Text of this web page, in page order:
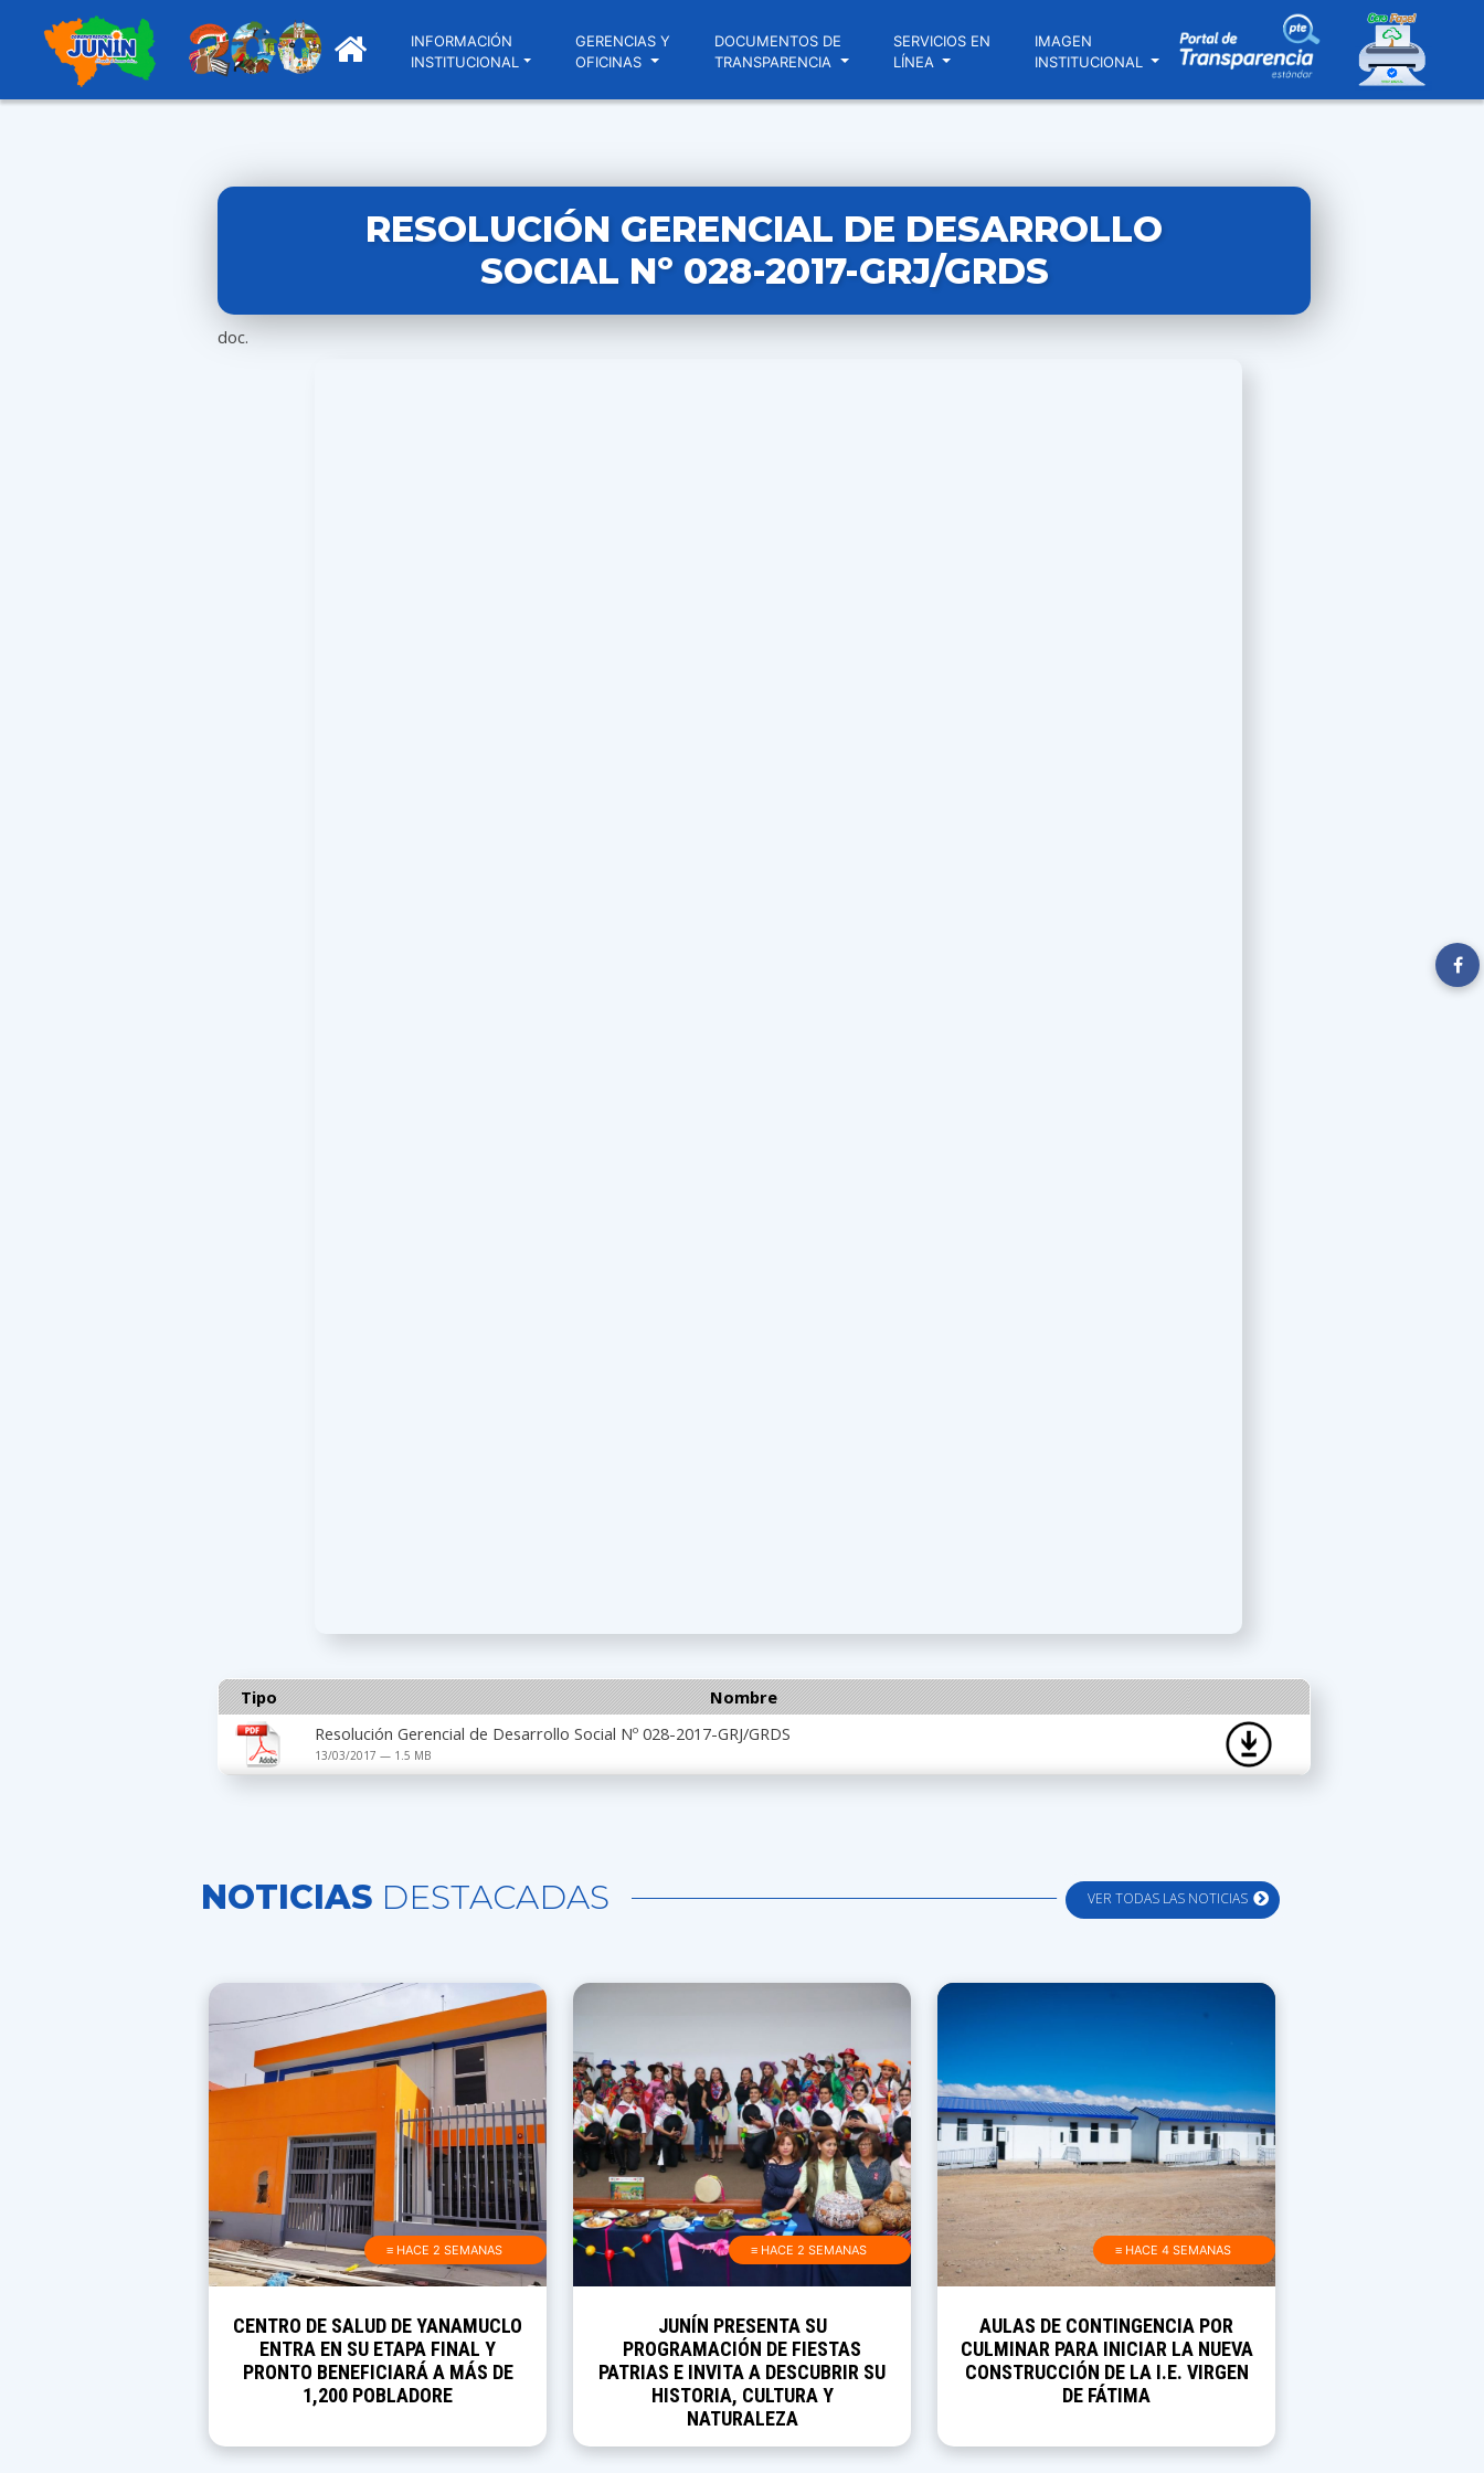
INFORMACIÓN
INSTITUCIONAL
GERENCIAS Y
OFICINAS
DOCUMENTOS DE
TRANSPARENCIA
SERVICIOS EN
LÍNEA
IMAGEN
INSTITUCIONAL
RESOLUCIÓN GERENCIAL DE DESARROLLO
SOCIAL Nº 028-2017-GRJ/GRDS
doc.
Tipo
Nombre
Resolución Gerencial de Desarrollo Social Nº 028-2017-GRJ/GRDS
13/03/2017 — 1.5 MB
VER TODAS LAS NOTICIAS
NOTICIAS DESTACADAS
≡ HACE 2 SEMANAS
CENTRO DE SALUD DE YANAMUCLO
ENTRA EN SU ETAPA FINAL Y
PRONTO BENEFICIARÁ A MÁS DE
1,200 POBLADORE
≡ HACE 2 SEMANAS
JUNÍN PRESENTA SU
PROGRAMACIÓN DE FIESTAS
PATRIAS E INVITA A DESCUBRIR SU
HISTORIA, CULTURA Y
NATURALEZA
≡ HACE 4 SEMANAS
AULAS DE CONTINGENCIA POR
CULMINAR PARA INICIAR LA NUEVA
CONSTRUCCIÓN DE LA I.E. VIRGEN
DE FÁTIMA